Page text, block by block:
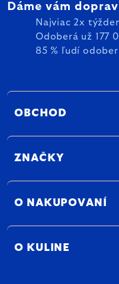
Dáme vám
Najviac 2x
Odoberá už 177
85 % ľudí
OBCHOD
ZNAČKY
O NAKUPOVANÍ
O KULINE